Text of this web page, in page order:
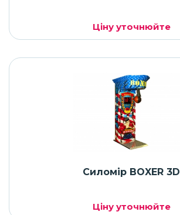
Ціну уточнюйте
Силомір BOXER 3D
Ціну уточнюйте